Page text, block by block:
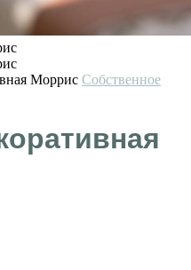
Моррис Собственное